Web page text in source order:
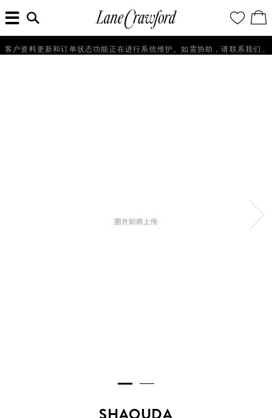
探
的
愿
望
清
单
看
／
修
改
购
单
入
搜
索
信
息...